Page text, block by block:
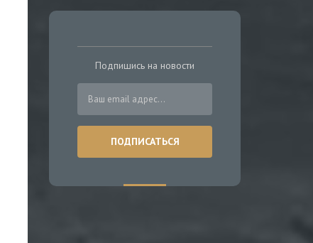
Подпишись на новости